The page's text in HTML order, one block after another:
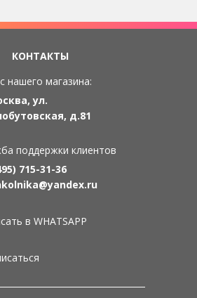
КОНТАКТЫ
нашего магазина:
ул.
д.81
поддержки клиентов
715-31-36
в WHATSAPP